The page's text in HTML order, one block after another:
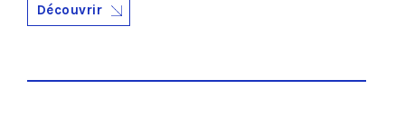
Découvrir